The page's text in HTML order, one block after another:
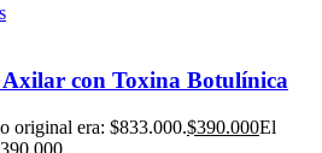
con Toxina Botulínica
original era: $833.000.$390.000El